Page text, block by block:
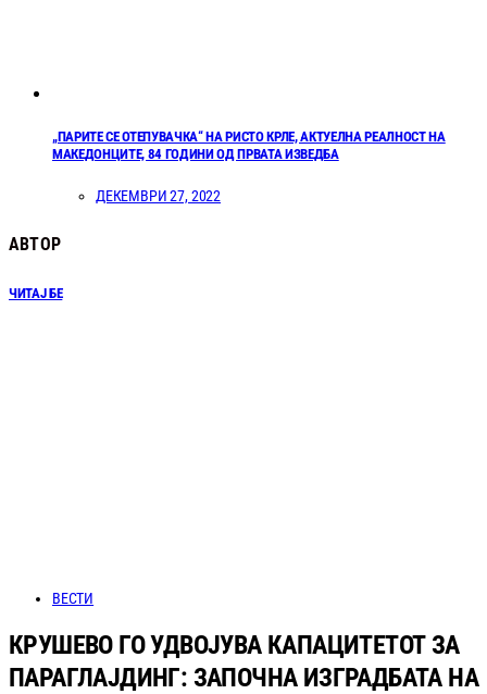
„ПАРИТЕ СЕ ОТЕПУВАЧКА“ НА РИСТО КРЛЕ, АКТУЕЛНА РЕАЛНОСТ НА
МАКЕДОНЦИТЕ, 84 ГОДИНИ ОД ПРВАТА ИЗВЕДБА
ДЕКЕМВРИ 27, 2022
АВТОР
ЧИТАЈ БЕ
ВЕСТИ
КРУШЕВО ГО УДВОЈУВА КАПАЦИТЕТОТ ЗА
ПАРАГЛАЈДИНГ: ЗАПОЧНА ИЗГРАДБАТА НА